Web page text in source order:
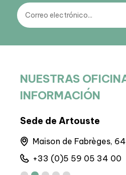
NUESTRAS
INFORMACIÓN
Sede de Artouste
Maison de Fabrèges,
+33 (0)5 59 05 34 00